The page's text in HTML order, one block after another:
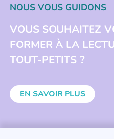
NOUS VOUS GUIDONS
VOUS SOUHAITEZ
FORMER À LA
TOUT-PETITS ?
EN SAVOIR PLUS